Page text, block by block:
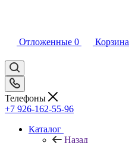
Отложенные 0 Корзина
Телефоны
+7 926-162-55-96
Каталог
Назад